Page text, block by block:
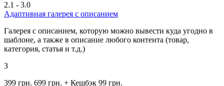
2.1 - 3.0
Адаптивная галерея с описанием
Галерея c описанием, которую можно вывести куда угодно в
шаблоне, а также в описание любого контента (товар,
категория, статья и т.д.)
3
399 грн. 699 грн. + Кешбэк 99 грн.